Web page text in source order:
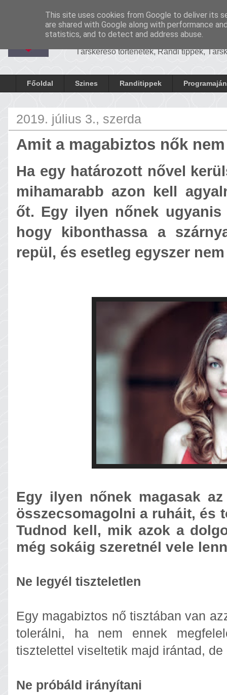
Cronosrandi
CronosRandi
Társkereső történetek, Randi tippek,
Főoldal Szines Randitippek
2019. július 3., szerda
Amit a magabiztos nők
Ha egy határozott nővel
mihamarabb azon kell
őt. Egy ilyen nőnek
hogy kibonthassa a
repül, és esetleg egyszer
Egy ilyen nőnek magasak
összecsomagolni a ruháit, és
Tudnod kell, mik azok a
még sokáig szeretnél vele
Ne legyél tiszteletlen
Egy magabiztos nő tisztában van
tolerálni, ha nem ennek
tisztelettel viseltetik majd irántad,
Ne próbáld irányítani
This site uses cookies from Google to deliver its
are shared with Google along with performance
statistics, and to detect and address abuse.